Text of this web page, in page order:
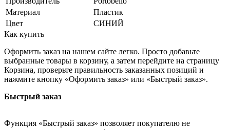
Материал
Пластик
Цвет
СИНИЙ
Как купить
Оформить заказ на нашем сайте легко. Просто добавьте
выбранные товары в корзину, а затем перейдите на страницу
Корзина, проверьте правильность заказанных позиций и
нажмите кнопку «Оформить заказ» или «Быстрый заказ».
Быстрый заказ
Функция «Быстрый заказ» позволяет покупателю не